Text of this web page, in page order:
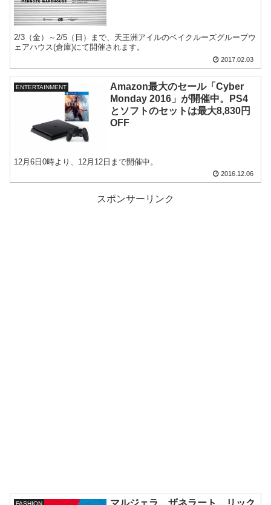
2/3（金）～2/5（日）まで、天王洲アイルのベイクルーズグループウ
ェアハウス(倉庫)にて開催されます。
2017.02.03
ENTERTAINMENT
Amazon最大のセール「Cyber
Monday 2016」が開催中。PS4
とソフトのセットは最大8,830円
OFF
12月6日0時より、12月12日まで開催中。
2016.12.06
スポンサーリンク